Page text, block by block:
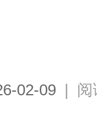
02-09 | 阅